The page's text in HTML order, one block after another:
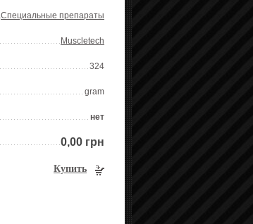
Специальные препараты
Muscletech
324
gram
нет
0,00 грн
Купить